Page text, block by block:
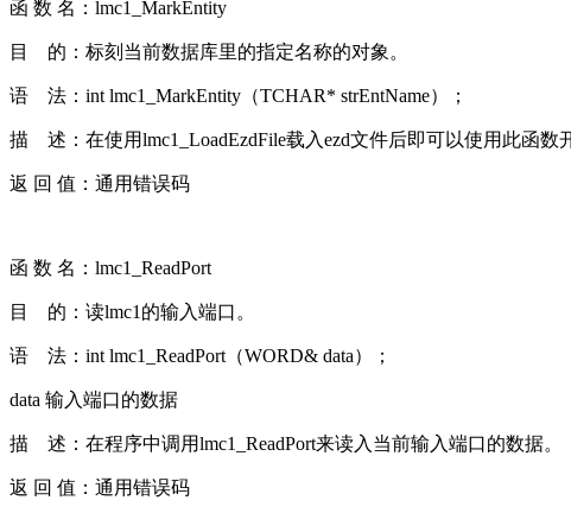
函 数 名：lmc1_MarkEntity
目 的：标刻当前数据库里的指定名称的对象。
语 法：int lmc1_MarkEntity（TCHAR* strEntName）；
描 述：在使用lmc1_LoadEzdFile载入ezd文件后即可以使用此函
返 回 值：通用错误码
函 数 名：lmc1_ReadPort
目 的：读lmc1的输入端口。
语 法：int lmc1_ReadPort（WORD& data）；
data 输入端口的数据
描 述：在程序中调用lmc1_ReadPort来读入当前输入端口的数据。
返 回 值：通用错误码